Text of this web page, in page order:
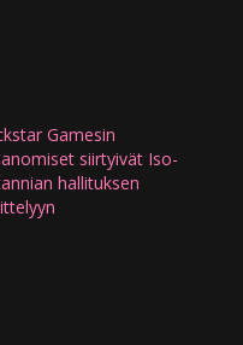
Gamesin
siirtyivät Iso-
hallituksen